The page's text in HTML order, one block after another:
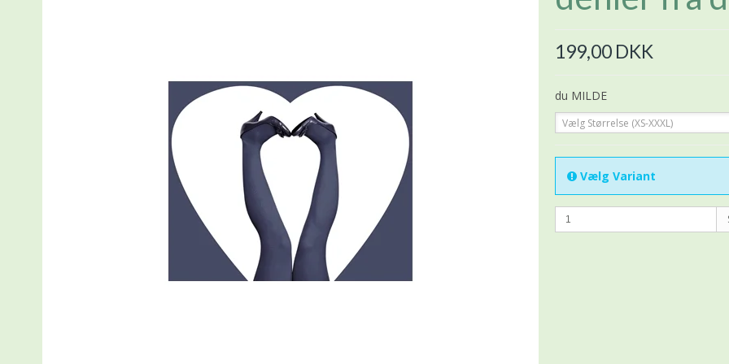
199,00 DKK
du MILDE
Vælg Størrelse (XS-XXXL)
Vælg Variant